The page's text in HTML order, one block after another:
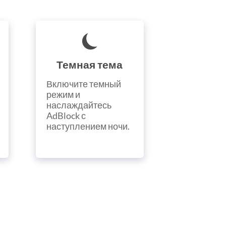
Темная тема
Включите темный
режим и
наслаждайтесь
AdBlock с
наступлением ночи.